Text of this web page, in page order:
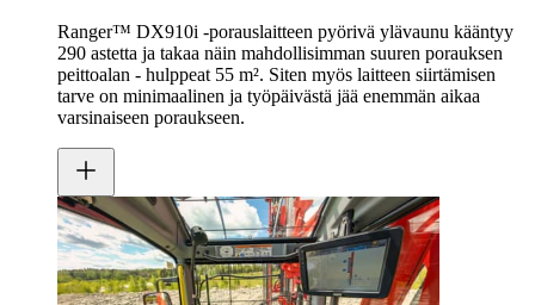
Ranger™ DX910i ‑porauslaitteen pyörivä ylävaunu kääntyy
290 astetta ja takaa näin mahdollisimman suuren porauksen
peittoalan - hulppeat 55 m². Siten myös laitteen siirtämisen
tarve on minimaalinen ja työpäivästä jää enemmän aikaa
varsinaiseen poraukseen.